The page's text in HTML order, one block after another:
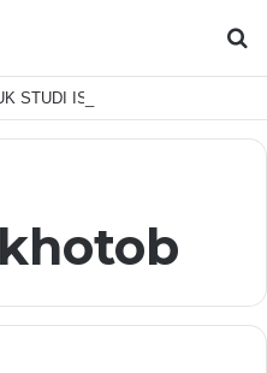
STUDI ISLAMI